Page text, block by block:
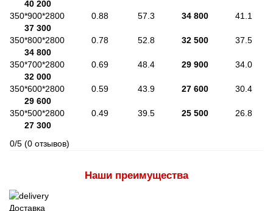
40 200
350*900*2800 0.88 57.3 34 800 41.1
37 300
350*800*2800 0.78 52.8 32 500 37.5
34 800
350*700*2800 0.69 48.4 29 900 34.0
32 000
350*600*2800 0.59 43.9 27 600 30.4
29 600
350*500*2800 0.49 39.5 25 500 26.8
27 300
0/5 (0 отзывов)
Наши преимущества
Доставка